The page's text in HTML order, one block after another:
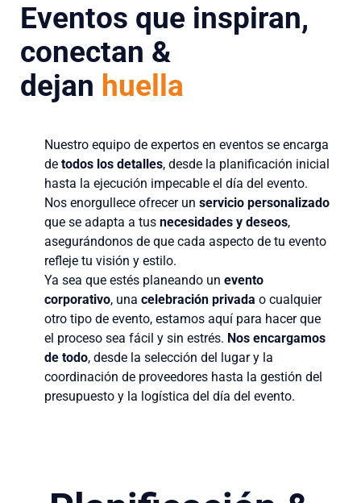
Eventos que inspiran,
conectan &
dejan huella
Nuestro equipo de expertos en eventos se encarga
de todos los detalles, desde la planificación inicial
hasta la ejecución impecable el día del evento.
Nos enorgullece ofrecer un servicio personalizado
que se adapta a tus necesidades y deseos,
asegurándonos de que cada aspecto de tu evento
refleje tu visión y estilo.
Ya sea que estés planeando un evento
corporativo, una celebración privada o cualquier
otro tipo de evento, estamos aquí para hacer que
el proceso sea fácil y sin estrés. Nos encargamos
de todo, desde la selección del lugar y la
coordinación de proveedores hasta la gestión del
presupuesto y la logística del día del evento.